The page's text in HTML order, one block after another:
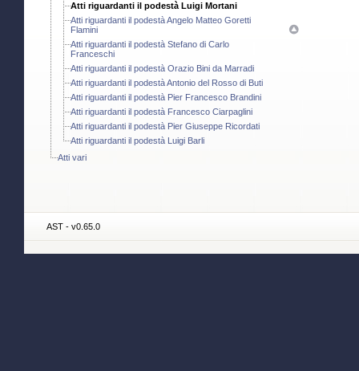
Atti riguardanti il podestà Luigi Mortani
Atti riguardanti il podestà Angelo Matteo Goretti
Flamini
Atti riguardanti il podestà Stefano di Carlo
Franceschi
Atti riguardanti il podestà Orazio Bini da Marradi
Atti riguardanti il podestà Antonio del Rosso di Buti
Atti riguardanti il podestà Pier Francesco Brandini
Atti riguardanti il podestà Francesco Ciarpaglini
Atti riguardanti il podestà Pier Giuseppe Ricordati
Atti riguardanti il podestà Luigi Barli
Atti vari
AST - v0.65.0